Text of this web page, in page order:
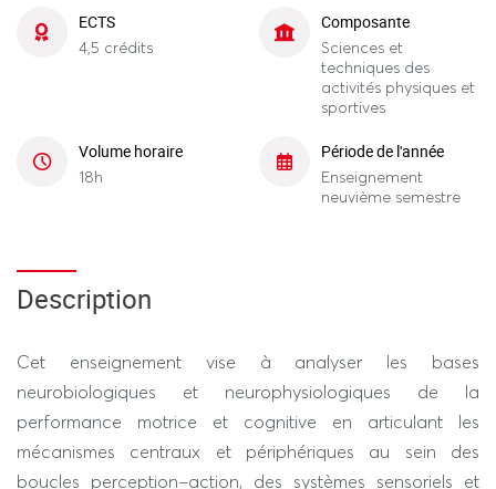
ECTS
4,5 crédits
Composante
Sciences et
techniques des
activités physiques et
sportives
Volume horaire
18h
Période de l'année
Enseignement
neuvième semestre
Description
Cet enseignement vise à analyser les bases
neurobiologiques et neurophysiologiques de la
performance motrice et cognitive en articulant les
mécanismes centraux et périphériques au sein des
boucles perception–action, des systèmes sensoriels et